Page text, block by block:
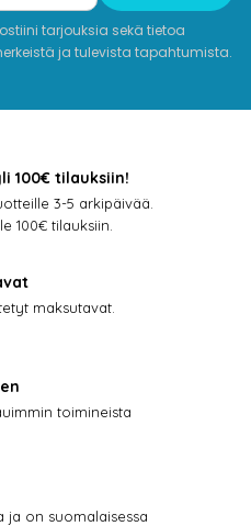
tarjouksia sekä tietoa
ja tulevista tapahtumista.
100€ tilauksiin!
3-5 arkipäivää.
100€ tilauksiin.
maksutavat.
toimineista
ja on suomalaisessa